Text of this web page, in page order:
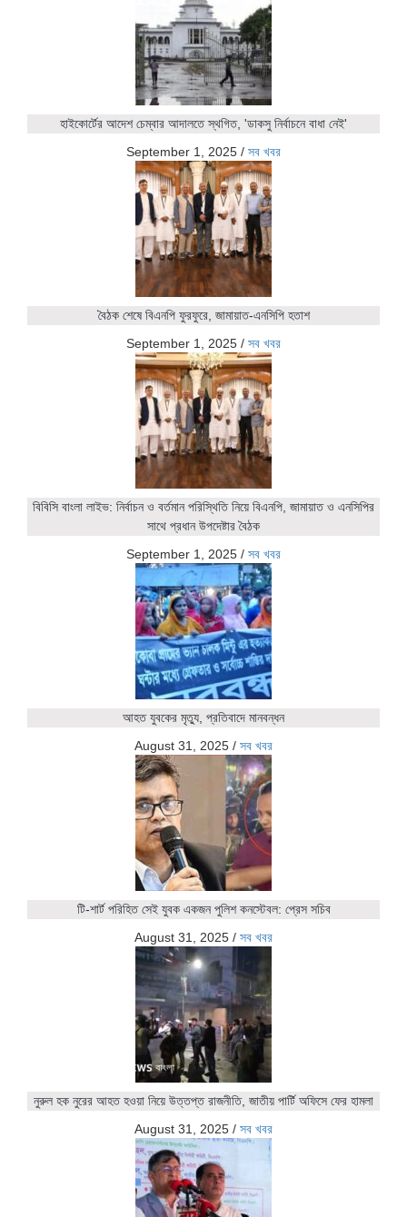
হাইকোর্টের আদেশ চেম্বার আদালতে স্থগিত, 'ডাকসু নির্বাচনে বাধা নেই'
September 1, 2025 / সব খবর
বৈঠক শেষে বিএনপি ফুরফুরে, জামায়াত-এনসিপি হতাশ
September 1, 2025 / সব খবর
বিবিসি বাংলা লাইভ: নির্বাচন ও বর্তমান পরিস্থিতি নিয়ে বিএনপি, জামায়াত ও এনসিপির
সাথে প্রধান উপদেষ্টার বৈঠক
September 1, 2025 / সব খবর
আহত যুবকের মৃত্যু, প্রতিবাদে মানবন্ধন
August 31, 2025 / সব খবর
টি-শার্ট পরিহিত সেই যুবক একজন পুলিশ কনস্টেবল: প্রেস সচিব
August 31, 2025 / সব খবর
নুরুল হক নুরের আহত হওয়া নিয়ে উত্তপ্ত রাজনীতি, জাতীয় পার্টি অফিসে ফের হামলা
August 31, 2025 / সব খবর